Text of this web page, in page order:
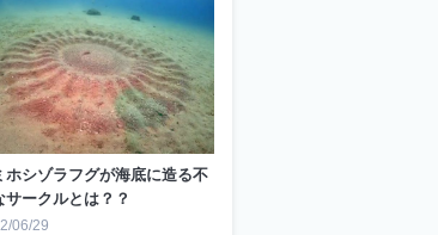
ホシゾラフグが海底に造る不
サークルとは？？
06/29